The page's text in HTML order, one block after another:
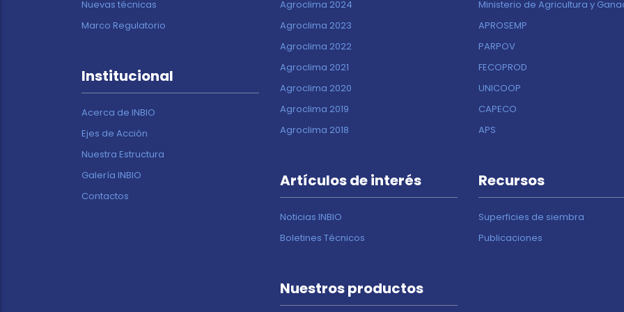
Nuevas técnicas
Marco Regulatorio
Institucional
Acerca de INBIO
Ejes de Acción
Nuestra Estructura
Galería INBIO
Contactos
Agroclima 2024
Agroclima 2023
Agroclima 2022
Agroclima 2021
Agroclima 2020
Agroclima 2019
Agroclima 2018
Artículos de interés
Noticias INBIO
Boletines Técnicos
Nuestros productos
Ministerio de Agricultura y
APROSEMP
PARPOV
FECOPROD
UNICOOP
CAPECO
APS
Recursos
Superficies de siembra
Publicaciones